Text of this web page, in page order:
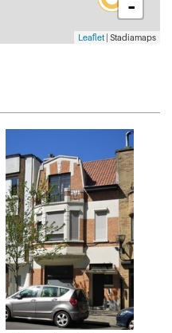
-
Leaflet | Stadiamaps